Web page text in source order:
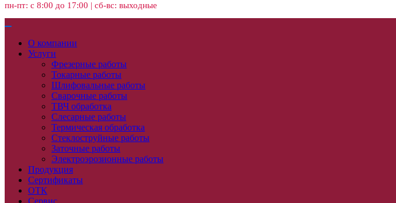
пн-пт: с 8:00 до 17:00 | сб-вс: выходные
О компании
Услуги
Фрезерные работы
Токарные работы
Шлифовальные работы
Сварочные работы
ТВЧ обработка
Слесарные работы
Термическая обработка
Стеклоструйные работы
Заточные работы
Электроэрозионные работы
Продукция
Сертификаты
ОТК
Сервис